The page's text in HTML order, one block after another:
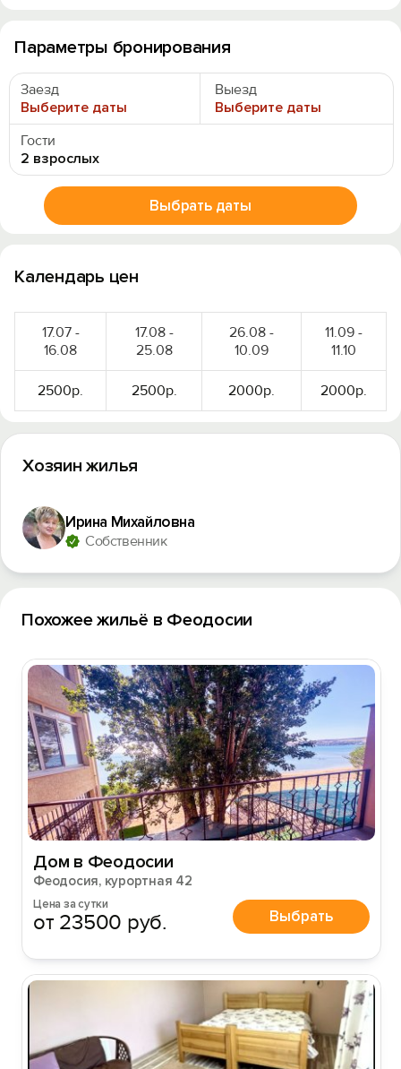
Параметры бронирования
Заезд
Выберите даты
Выезд
Выберите даты
Гости
2 взрослых
Выбрать даты
Календарь цен
17.07 -
16.08
17.08 -
25.08
26.08 -
10.09
11.09 -
11.10
2500р. 2500р. 2000р. 2000р.
Хозяин жилья
Ирина Михайловна
Собственник
Похожее жильё в Феодосии
Дом в Феодосии
Феодосия, курортная 42
Цена за сутки
от 23500 руб. Выбрать